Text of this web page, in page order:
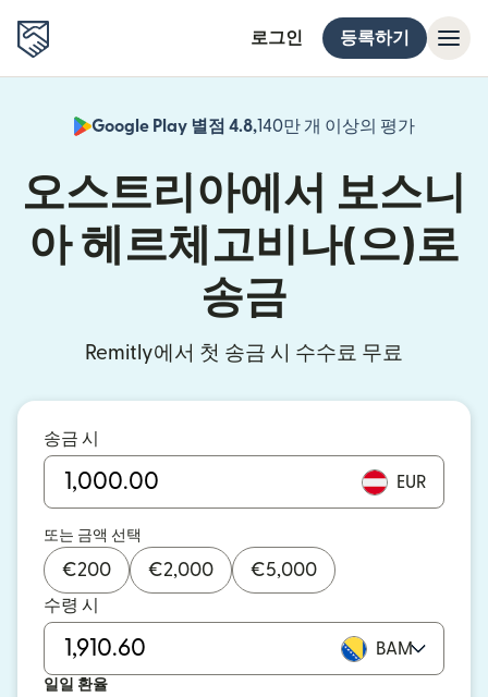
로그인 등록하기
Google Play 별점 4.8,140만 개 이상의 평가
오스트리아에서 보스니
아 헤르체고비나(으)로
송금
Remitly에서 첫 송금 시 수수료 무료
송금 시
EUR
또는 금액 선택
€200 €2,000 €5,000
수령 시
BAM
일일 환율